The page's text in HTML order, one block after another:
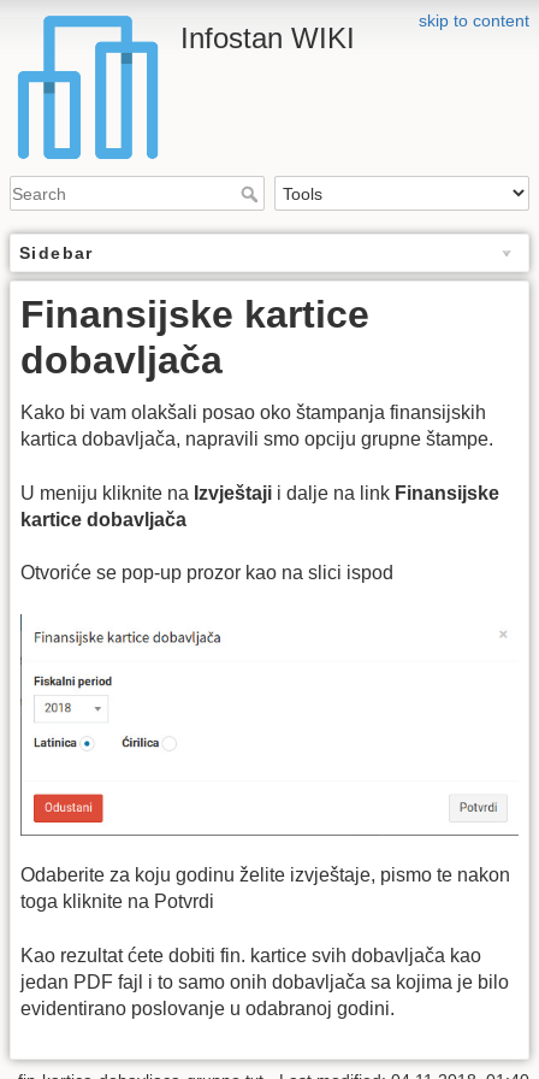
skip to content
Infostan WIKI
Sidebar
Finansijske kartice
dobavljača
Kako bi vam olakšali posao oko štampanja finansijskih
kartica dobavljača, napravili smo opciju grupne štampe.
U meniju kliknite na Izvještaji i dalje na link Finansijske
kartice dobavljača
Otvoriće se pop-up prozor kao na slici ispod
Odaberite za koju godinu želite izvještaje, pismo te nakon
toga kliknite na Potvrdi
Kao rezultat ćete dobiti fin. kartice svih dobavljača kao
jedan PDF fajl i to samo onih dobavljača sa kojima je bilo
evidentirano poslovanje u odabranoj godini.